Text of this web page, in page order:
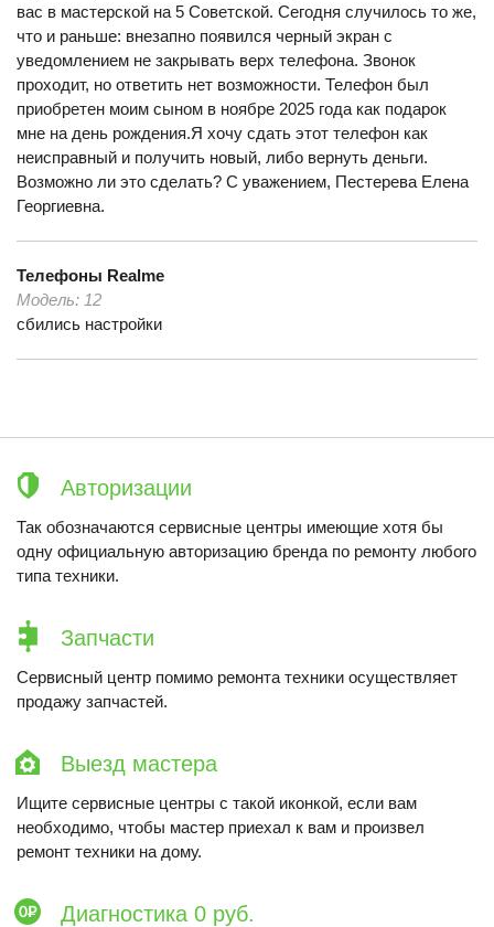
вас в мастерской на 5 Советской. Сегодня случилось то же,
что и раньше: внезапно появился черный экран с
уведомлением не закрывать верх телефона. Звонок
проходит, но ответить нет возможности. Телефон был
приобретен моим сыном в ноябре 2025 года как подарок
мне на день рождения.Я хочу сдать этот телефон как
неисправный и получить новый, либо вернуть деньги.
Возможно ли это сделать? С уважением, Пестерева Елена
Георгиевна.
Телефоны Realme
Модель: 12
сбились настройки
Авторизации
Так обозначаются сервисные центры имеющие хотя бы
одну официальную авторизацию бренда по ремонту любого
типа техники.
Запчасти
Сервисный центр помимо ремонта техники осуществляет
продажу запчастей.
Выезд мастера
Ищите сервисные центры с такой иконкой, если вам
необходимо, чтобы мастер приехал к вам и произвел
ремонт техники на дому.
Диагностика 0 руб.